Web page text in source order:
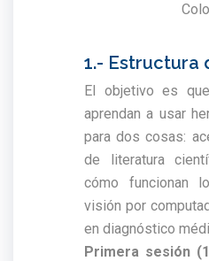
1.- Estructura
El objetivo es
aprendan a usar
para dos cosas:
de literatura
cómo funcionan
visión por
en diagnóstico
Primera sesión